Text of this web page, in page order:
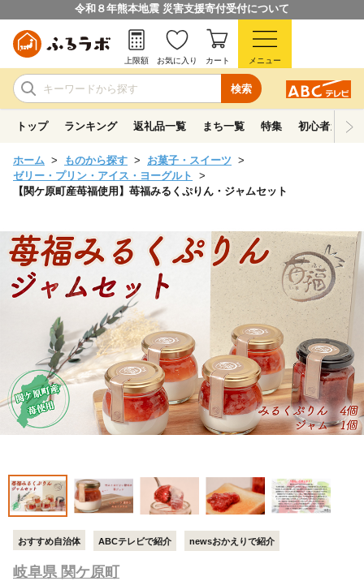
令和８年熊本地震 災害支援寄付受付について
検索
上限額 お気に入り カート メニュー
トップ ランキング 返礼品一覧 まち一覧 特集 初心者ガイド
ホーム ものから探す
お菓子・スイーツ
ゼリー・プリン・アイス・ヨーグルト
【関ケ原町産苺福使用】苺福みるくぷりん・ジャムセット
おすすめ自治体 ABCテレビで紹介 newsおかえりで紹介
岐阜県 関ケ原町